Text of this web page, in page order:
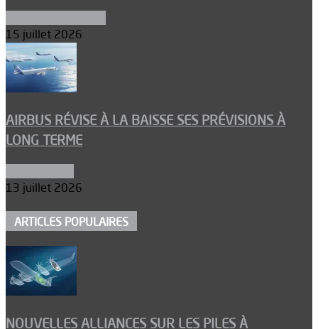
15 juillet 2026
AIRBUS RÉVISE À LA BAISSE SES PRÉVISIONS À
LONG TERME
13 juillet 2026
ARTICLES POPULAIRES
NOUVELLES ALLIANCES SUR LES PILES À